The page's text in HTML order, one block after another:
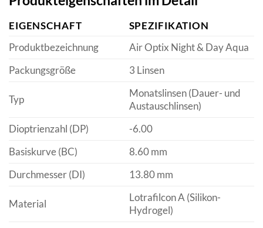
EIGENSCHAFT
SPEZIFIKATION
Produktbezeichnung
Air Optix Night & Day Aqua
Packungsgröße
3 Linsen
Typ
Monatslinsen (Dauer- und
Austauschlinsen)
Dioptrienzahl (DP)
-6.00
Basiskurve (BC)
8.60 mm
Durchmesser (DI)
13.80 mm
Material
Lotrafilcon A (Silikon-
Hydrogel)